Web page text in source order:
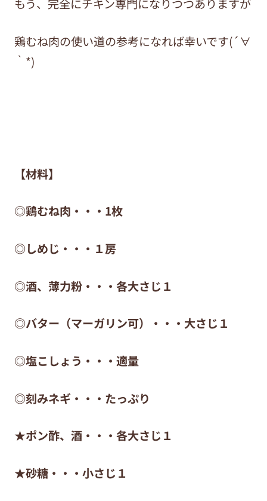
もう、完全にチキン専門になりつつありますが
鶏むね肉の使い道の参考になれば幸いです(´∀
｀*)
【材料】
◎鶏むね肉・・・1枚
◎しめじ・・・１房
◎酒、薄力粉・・・各大さじ１
◎バター（マーガリン可）・・・大さじ１
◎塩こしょう・・・適量
◎刻みネギ・・・たっぷり
★ポン酢、酒・・・各大さじ１
★砂糖・・・小さじ１